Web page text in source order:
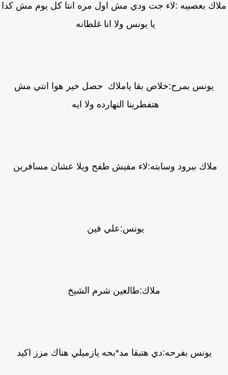
بعصبيه :لاء جت ودي مش اول مره انتا كل يوم مش كدا
يا يونس ولا انا غلطانه
يونس بمرح:خلاص بقا ياملاك حصل خير هوا انتي مش
هتفطرينا النهارده ولا ايه
ملاك ببرود وسابته:لاء مفيش طفح ويلا عشان مسافرين
يونس:علي فين
ملاك:طالعين شرم الشيخ
يونس بفرحه:دي هتبقا مد*بحه يازميلي هناك مزز اكيد